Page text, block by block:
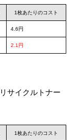
1枚あたりのコスト
4.6円
2.1円
サイクルトナー
1枚あたりのコスト